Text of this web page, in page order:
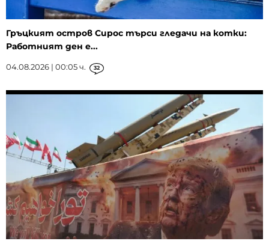
Гръцкият остров Сирос търси гледачи на котки:
Работният ден е...
04.08.2026 | 00:05 ч. 32